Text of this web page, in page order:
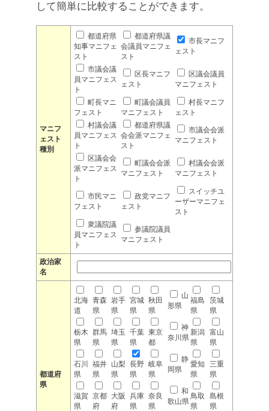
して簡単に比較することができます。
マニフ
ェスト
種別
都道府県
知事マニフェ
スト
都道府県議
会議員マニフェ
スト
市長マニフ
ェスト
市議会議
員マニフェス
ト
区長マニフ
ェスト
区議会議員
マニフェスト
町長マニ
フェスト
町議会議員
マニフェスト
村長マニフ
ェスト
村議会議
員マニフェス
ト
都道府県議
会会派マニフェ
スト
市議会会派
マニフェスト
区議会会
派マニフェス
ト
町議会会派
マニフェスト
村議会会派
マニフェスト
市民マニ
フェスト
政党マニフ
ェスト
スイッチユ
ーザーマニフェ
スト
衆議院議
員マニフェス
ト
参議院議員
マニフェスト
政治家
名
都道府
県
北海
道
青森
県
岩手
県
宮城
県
秋田
県
山
形県
福島
県
茨城
県
栃木
県
群馬
県
埼玉
県
千葉
県
東京
都
神
奈川県
新潟
県
富山
県
石川
県
福井
県
山梨
県
長野
県
岐阜
県
静
岡県
愛知
県
三重
県
滋賀
県
京都
府
大阪
府
兵庫
県
奈良
県
和
歌山県
鳥取
県
島根
県